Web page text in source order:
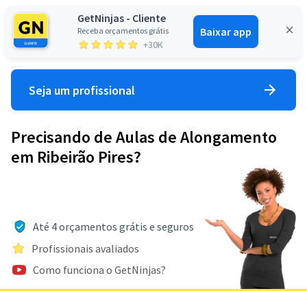
GetNinjas - Cliente
Receba orçamentos grátis
+30K
Baixar app
Entrar
Seja um profissional
Precisando de Aulas de Alongamento
em Ribeirão Pires?
Até 4 orçamentos grátis e seguros
Profissionais avaliados
Como funciona o GetNinjas?